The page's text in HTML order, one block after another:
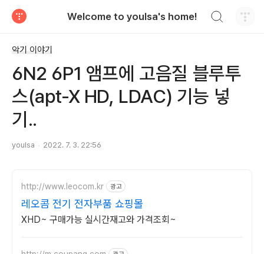
Welcome to youlsa's home!
악기 이야기
6N2 6P1 앰프에 고음질 블루투
스(apt-X HD, LDAC) 기능 넣
기..
youlsa 2022. 7. 3. 22:56
http://www.leocom.kr 광고
레오콤 전기 전자부품 쇼핑몰
XHD~ 구매가능 실시간재고와 가격조회~